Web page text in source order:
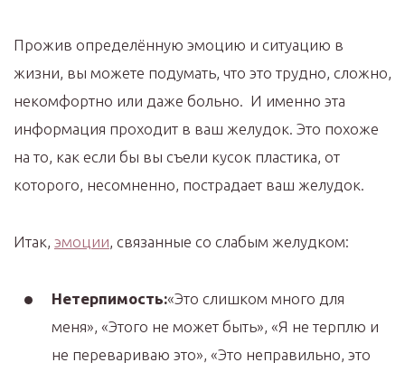
Прожив определённую эмоцию и ситуацию в
жизни, вы можете подумать, что это трудно, сложно,
некомфортно или даже больно. И именно эта
информация проходит в ваш желудок. Это похоже
на то, как если бы вы съели кусок пластика, от
которого, несомненно, пострадает ваш желудок.
Итак, эмоции, связанные со слабым желудком:
Нетерпимость:«Это слишком много для
меня», «Этого не может быть», «Я не терплю и
не перевариваю это», «Это неправильно, это